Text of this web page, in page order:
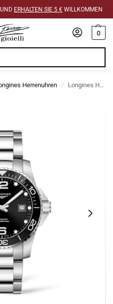
UND ERHALTEN SIE 5 € WILLKOMMEN
0
Herrenuhren / Longines Hydroconquest Schwarz Automatik 41 mm Uhr